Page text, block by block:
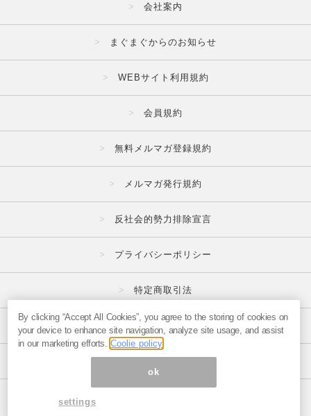
会社案内
まぐまぐからのお知らせ
WEBサイト利用規約
会員規約
無料メルマガ登録規約
メルマガ発行規約
反社会的勢力排除宣言
プライバシーポリシー
特定商取引法
広告掲載はこちら
メルマガの不正・違反報告はこちら
ページ内の商標は全て商標権者に属します。
By clicking “Accept All Cookies”, you agree to the storing of cookies on
your device to enhance site navigation, analyze site usage, and assist
in our marketing efforts. Coolie policy
ok
settings